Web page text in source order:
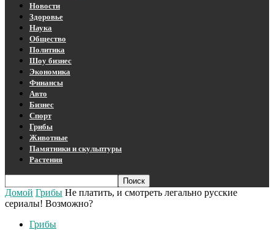
Новости
Здоровье
Наука
Общество
Политика
Шоу бизнес
Экономика
Финансы
Авто
Бизнес
Спорт
Грибы
Животные
Памятники и скульптуры
Растения
Домой Грибы Не платить, и смотреть легально русские
сериалы! Возможно?
Грибы